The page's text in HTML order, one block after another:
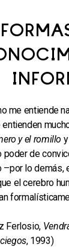
me entiende
entienden
y el romillo
poder de
–por lo
el cerebro
Ferlosio,
, 1993)